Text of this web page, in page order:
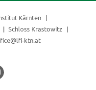
Kärnten
Schloss Krastowitz
ktn.at